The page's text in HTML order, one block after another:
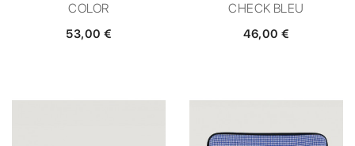
COLOR
53,00 €
CHECK BLEU
46,00 €